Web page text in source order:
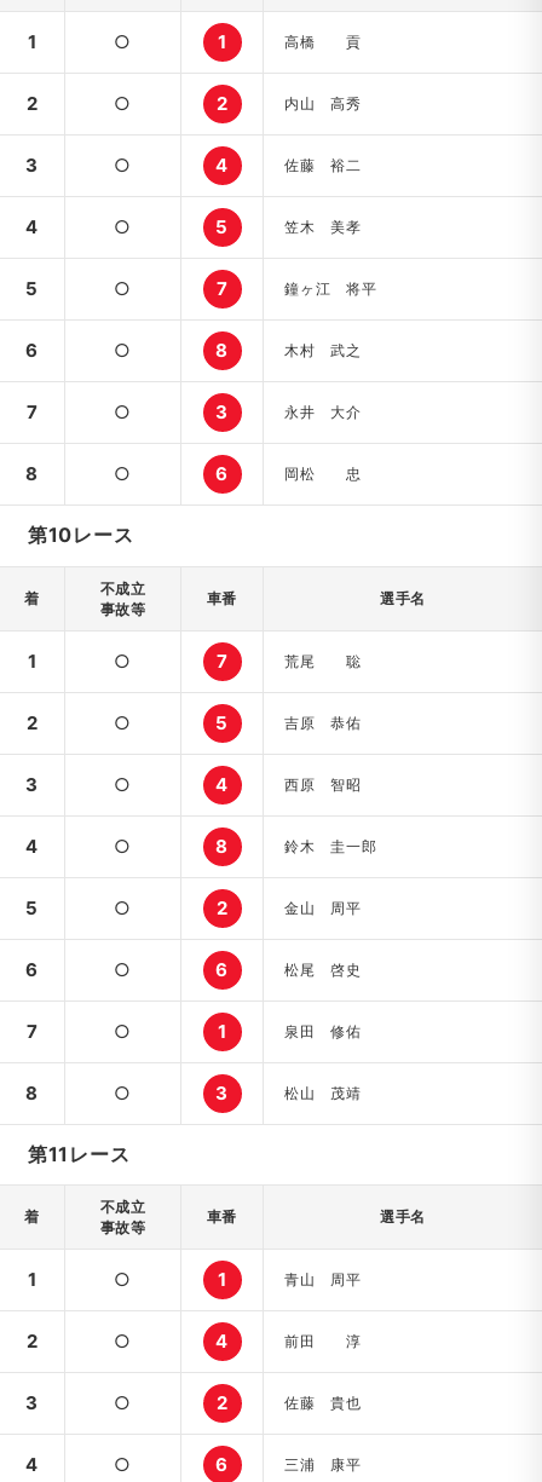
1 ○ 1 高橋 貢
2 ○ 2 内山 高秀
3 ○ 4 佐藤 裕二
4 ○ 5 笠木 美孝
5 ○ 7 鐘ヶ江 将平
6 ○ 8 木村 武之
7 ○ 3 永井 大介
8 ○ 6 岡松 忠
第10レース
着
不成立
事故等
車番 選手名
1 ○ 7 荒尾 聡
2 ○ 5 吉原 恭佑
3 ○ 4 西原 智昭
4 ○ 8 鈴木 圭一郎
5 ○ 2 金山 周平
6 ○ 6 松尾 啓史
7 ○ 1 泉田 修佑
8 ○ 3 松山 茂靖
第11レース
着
不成立
事故等
車番 選手名
1 ○ 1 青山 周平
2 ○ 4 前田 淳
3 ○ 2 佐藤 貴也
4 ○ 6 三浦 康平